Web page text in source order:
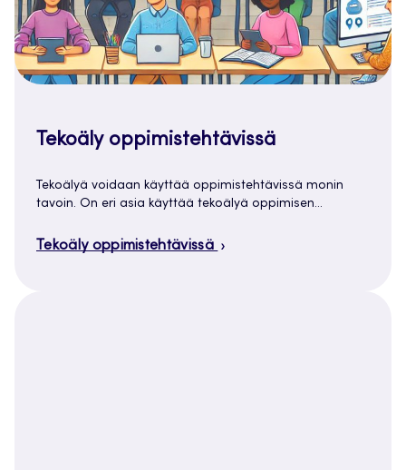
Tekoäly oppimistehtävissä
Tekoälyä voidaan käyttää oppimistehtävissä monin
tavoin. On eri asia käyttää tekoälyä oppimisen…
Tekoäly oppimistehtävissä